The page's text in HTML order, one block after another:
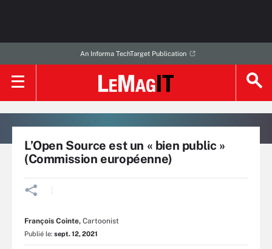
An Informa TechTarget Publication
L’Open Source est un « bien public »
(Commission européenne)
François Cointe, Cartoonist
Publié le: sept. 12, 2021